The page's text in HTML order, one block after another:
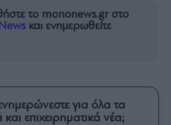
το mononews.gr στο
και ενημερωθείτε
για όλα τα
και επιχειρηματικά νέα;